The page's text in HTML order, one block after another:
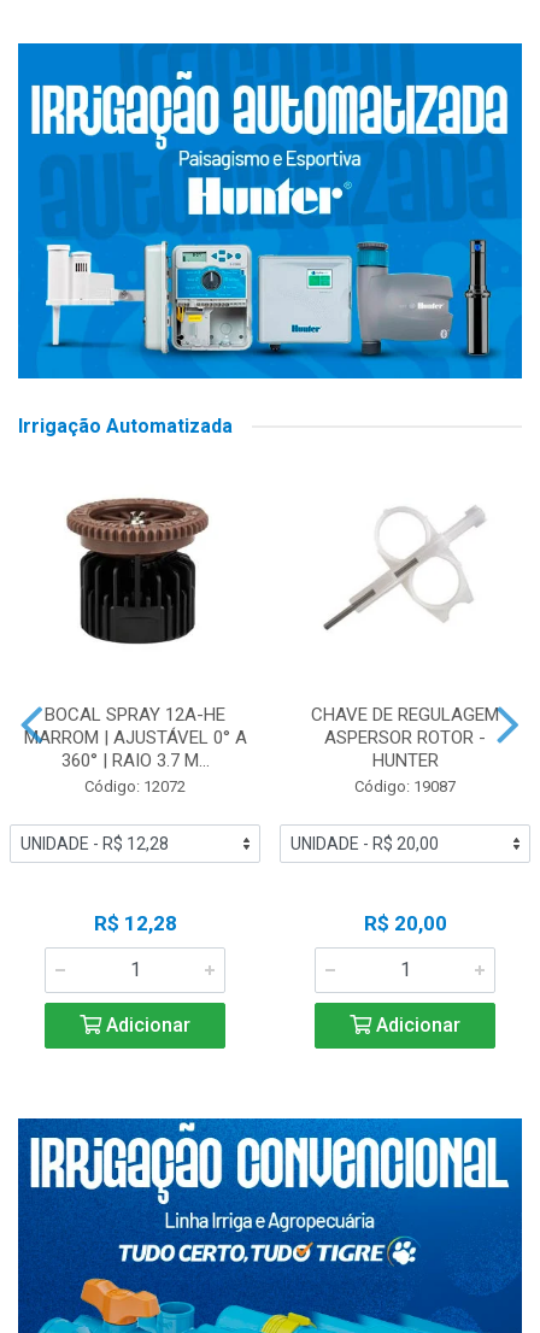
Irrigação Automatizada
BOCAL SPRAY 12A-HE
MARROM | AJUSTÁVEL 0° A
360° | RAIO 3.7 M...
Código: 12072
R$ 12,28
Adicionar
CHAVE DE REGULAGEM
ASPERSOR ROTOR -
HUNTER
Código: 19087
R$ 20,00
Adicionar